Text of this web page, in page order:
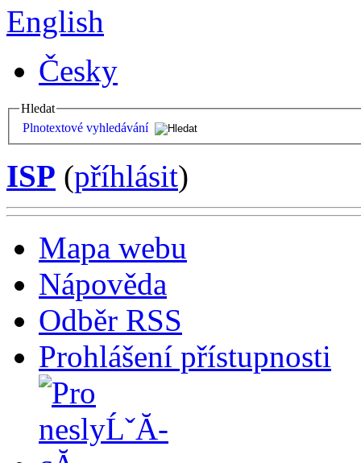
English
Česky
Hledat
Plnotextové vyhledávání
ISP (příhlásit)
Mapa webu
Nápověda
Odběr RSS
Prohlášení přístupnosti